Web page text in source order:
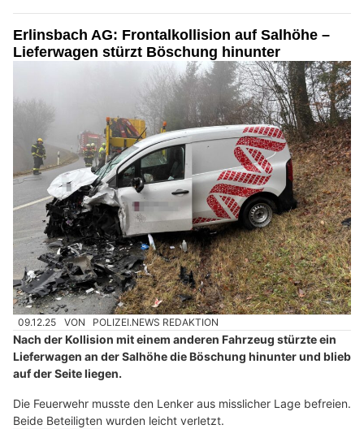
Erlinsbach AG: Frontalkollision auf Salhöhe –
Lieferwagen stürzt Böschung hinunter
09.12.25 VON POLIZEI.NEWS REDAKTION
Nach der Kollision mit einem anderen Fahrzeug stürzte ein
Lieferwagen an der Salhöhe die Böschung hinunter und blieb
auf der Seite liegen.
Die Feuerwehr musste den Lenker aus misslicher Lage befreien.
Beide Beteiligten wurden leicht verletzt.